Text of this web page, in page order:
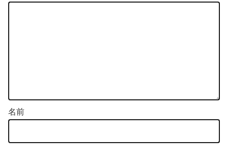
名前